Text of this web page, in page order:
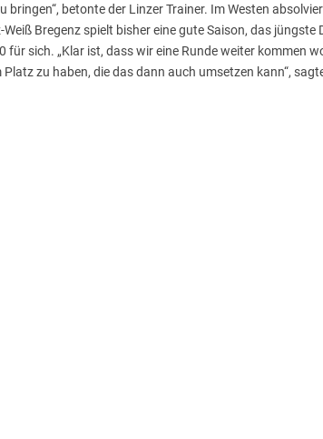
bringen“, betonte der Linzer Trainer. Im Westen
Bregenz spielt bisher eine gute Saison, das jüngste
für sich. „Klar ist, dass wir eine Runde weiter kommen
zu haben, die das dann auch umsetzen kann“,